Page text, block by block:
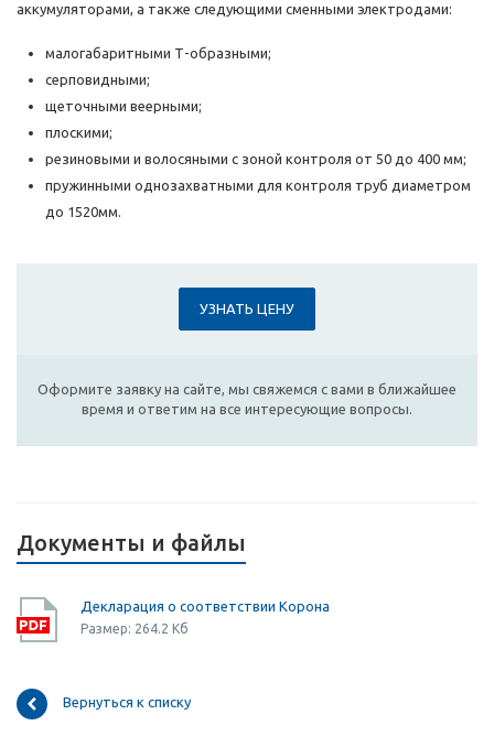
аккумуляторами, а также следующими сменными электродами:
малогабаритными Т-образными;
серповидными;
щеточными веерными;
плоскими;
резиновыми и волосяными с зоной контроля от 50 до 400 мм;
пружинными однозахватными для контроля труб диаметром
до 1520мм.
УЗНАТЬ ЦЕНУ
Оформите заявку на сайте, мы свяжемся с вами в ближайшее
время и ответим на все интересующие вопросы.
Документы и файлы
Декларация о соответствии Корона
Размер: 264.2 Кб
Вернуться к списку